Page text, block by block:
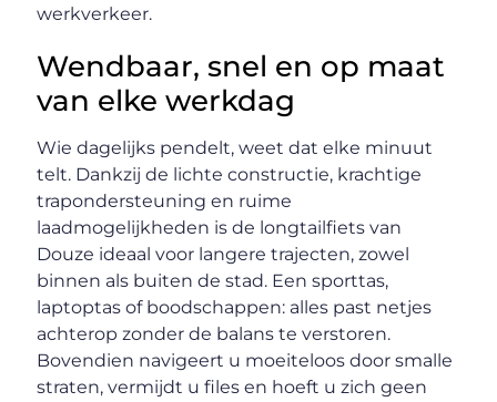
werkverkeer.
Wendbaar, snel en op maat
van elke werkdag
Wie dagelijks pendelt, weet dat elke minuut
telt. Dankzij de lichte constructie, krachtige
trapondersteuning en ruime
laadmogelijkheden is de longtailfiets van
Douze ideaal voor langere trajecten, zowel
binnen als buiten de stad. Een sporttas,
laptoptas of boodschappen: alles past netjes
achterop zonder de balans te verstoren.
Bovendien navigeert u moeiteloos door smalle
straten, vermijdt u files en hoeft u zich geen